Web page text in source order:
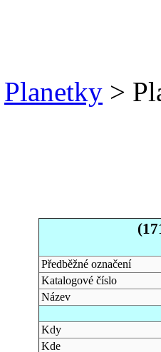
Planetky >
Předběžné označení
Katalogové číslo
Název
Kdy
Kde